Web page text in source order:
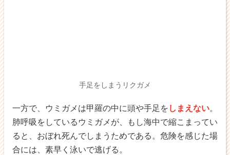
手足をしまうリクガメ
一方で、ウミガメは甲羅の中に頭や手足を しまえない。
肺呼吸をしているウミガメが、もし海中で縮こまってい
ると、おぼれ死んでしまうためである。危険を感じた場
合には、素早く泳いで逃げる。